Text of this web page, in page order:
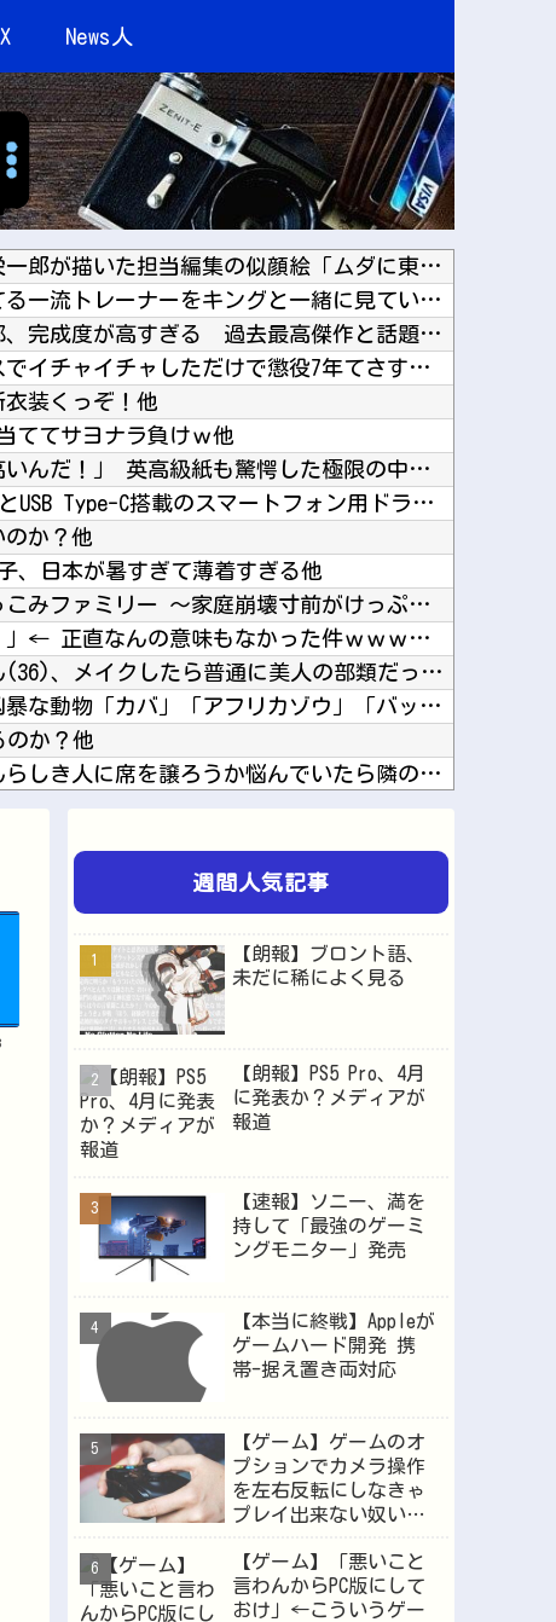
News人
ワンピース原作者・尾田栄一郎が描いた担当編集の似顔絵「ムダに東大卒」他
【ウマ娘】南武線通勤してる一流トレーナーをキングと一緒に見ていく他
【動画】女子高生ダンス部、完成度が高すぎる 過去最高傑作と話題にｗｗｗｗ他
ジャンポケ斉藤、ロケバスでイチャイチャしただけで懲役7年てさすがにおかしくないか？他
衣装くっぞ！他
ててサヨナラ負けｗ他
海外「日本人はなんて気高いんだ！」 英高級紙も驚愕した極限の中の日本人の姿に世界が衝撃他
サンディスク、LightningとUSB Type-C搭載のスマートフォン用ドライブ「SA...
のか？他
、日本が暑すぎて薄着すぎる他
【10万発チャレンジ】ぶっこみファミリー ～家庭崩壊寸前がけっぷちSP～ 前編【必勝ガイド...
「自転車のルール厳罰化！」← 正直なんの意味もなかった件ｗｗｗｗｗｗｗｗ他
【悲報】女芸人の吉住さん(36)、メイクしたら普通に美人の部類だったと判明他
５大、肉食じゃないけど凶暴な動物「カバ」「アフリカゾウ」「バッファロー」「コーカサスオオカ...
か？他
夫さん、電車内で妊婦さんらしき人に席を譲ろうか悩んでいたら隣の男性に先を越される→まさかの...
誌で搾乳他
JKこなさくに馬鹿にされたい?他
でも中古の倍以上の値段になるよな他
週間人気記事
【朗報】ブロント語、
未だに稀によく見る
【朗報】PS5 Pro、4月
に発表か？メディアが
報道
【速報】ソニー、満を
持して「最強のゲーミ
ングモニター」発売
【本当に終戦】Appleが
ゲームハード開発 携
帯-据え置き両対応
【ゲーム】ゲームのオ
プションでカメラ操作
を左右反転にしなきゃ
プレイ出来ない奴い
【ゲーム】「悪いこと
言わんからPC版にして
おけ」←こういうゲー